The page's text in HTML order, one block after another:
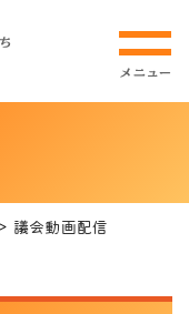
議会動画配信